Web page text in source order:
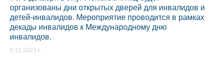
организованы дни открытых дверей для инвалидов и
детей-инвалидов. Мероприятие проводится в рамках
декады инвалидов к Международному дню
инвалидов.
6.12.2023 г.